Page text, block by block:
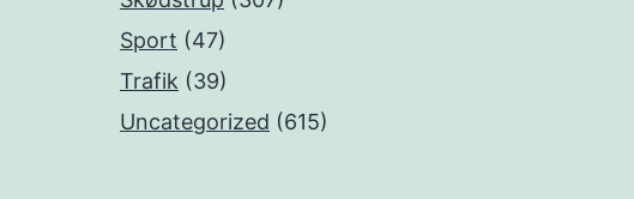
Sport (47)
Trafik (39)
Uncategorized (615)